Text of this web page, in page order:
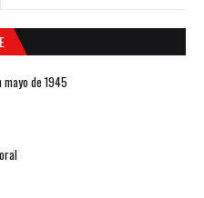
mayo de 1945